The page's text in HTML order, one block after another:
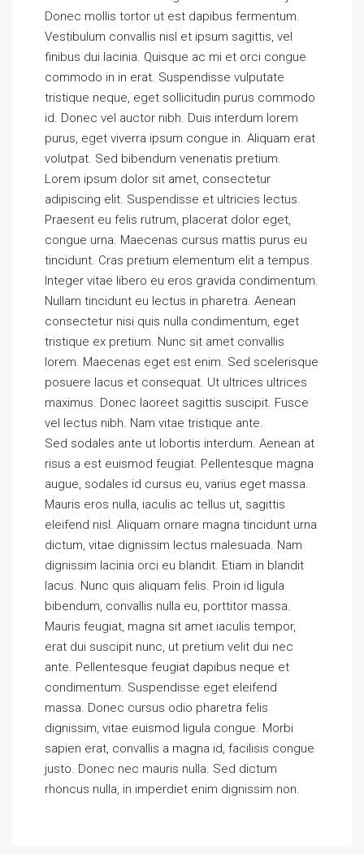
Donec mollis tortor ut est dapibus fermentum.
Vestibulum convallis nisl et ipsum sagittis, vel
finibus dui lacinia. Quisque ac mi et orci congue
commodo in in erat. Suspendisse vulputate
tristique neque, eget sollicitudin purus commodo
id. Donec vel auctor nibh. Duis interdum lorem
purus, eget viverra ipsum congue in. Aliquam erat
volutpat. Sed bibendum venenatis pretium.
Lorem ipsum dolor sit amet, consectetur
adipiscing elit. Suspendisse et ultricies lectus.
Praesent eu felis rutrum, placerat dolor eget,
congue urna. Maecenas cursus mattis purus eu
tincidunt. Cras pretium elementum elit a tempus.
Integer vitae libero eu eros gravida condimentum.
Nullam tincidunt eu lectus in pharetra. Aenean
consectetur nisi quis nulla condimentum, eget
tristique ex pretium. Nunc sit amet convallis
lorem. Maecenas eget est enim. Sed scelerisque
posuere lacus et consequat. Ut ultrices ultrices
maximus. Donec laoreet sagittis suscipit. Fusce
vel lectus nibh. Nam vitae tristique ante.
Sed sodales ante ut lobortis interdum. Aenean at
risus a est euismod feugiat. Pellentesque magna
augue, sodales id cursus eu, varius eget massa.
Mauris eros nulla, iaculis ac tellus ut, sagittis
eleifend nisl. Aliquam ornare magna tincidunt urna
dictum, vitae dignissim lectus malesuada. Nam
dignissim lacinia orci eu blandit. Etiam in blandit
lacus. Nunc quis aliquam felis. Proin id ligula
bibendum, convallis nulla eu, porttitor massa.
Mauris feugiat, magna sit amet iaculis tempor,
erat dui suscipit nunc, ut pretium velit dui nec
ante. Pellentesque feugiat dapibus neque et
condimentum. Suspendisse eget eleifend
massa. Donec cursus odio pharetra felis
dignissim, vitae euismod ligula congue. Morbi
sapien erat, convallis a magna id, facilisis congue
justo. Donec nec mauris nulla. Sed dictum
rhoncus nulla, in imperdiet enim dignissim non.